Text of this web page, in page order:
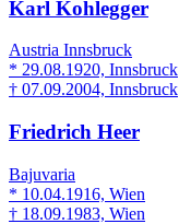
Karl Kohlegger
Austria Innsbruck
* 29.08.1920, Innsbruck
† 07.09.2004, Innsbruck
Friedrich Heer
Bajuvaria
* 10.04.1916, Wien
† 18.09.1983, Wien